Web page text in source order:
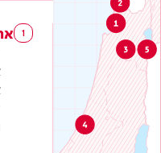
10 Barpimo, פולין
מרכז לוגיסטי לשיווק
מזרח אירופה.
1